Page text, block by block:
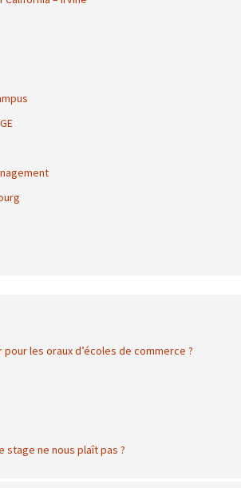
pour les oraux d’écoles de commerce ?
stage ne nous plaît pas ?